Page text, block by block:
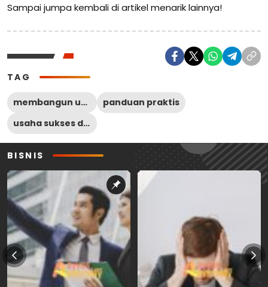
Sampai jumpa kembali di artikel menarik lainnya!
TAG
membangun usaha
panduan praktis
usaha sukses di desa
BISNIS